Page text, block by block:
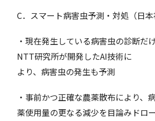
C．スマート病害虫予測・対処（日本
・現在発生している病害虫の診断だ
NTT研究所が開発したAI技術に
より、病害虫の発生も予測
・事前かつ正確な農薬散布により、
薬使用量の更なる減少を目論みドロ